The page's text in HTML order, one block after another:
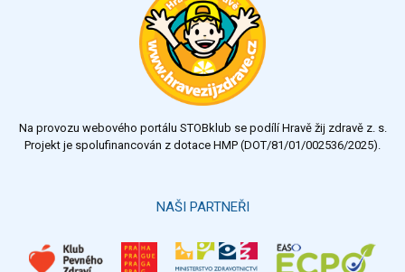
Výsledky Všechny ankety
Na provozu webového portálu STOBklub se podílí Hravě žij zdravě z. s.
Projekt je spolufinancován z dotace HMP (DOT/81/01/002536/2025).
NAŠI PARTNEŘI